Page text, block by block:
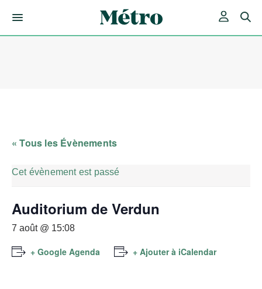
« Tous les Évènements
Cet évènement est passé
Auditorium de Verdun
7 août @ 15:08
+ Google Agenda + Ajouter à iCalendar